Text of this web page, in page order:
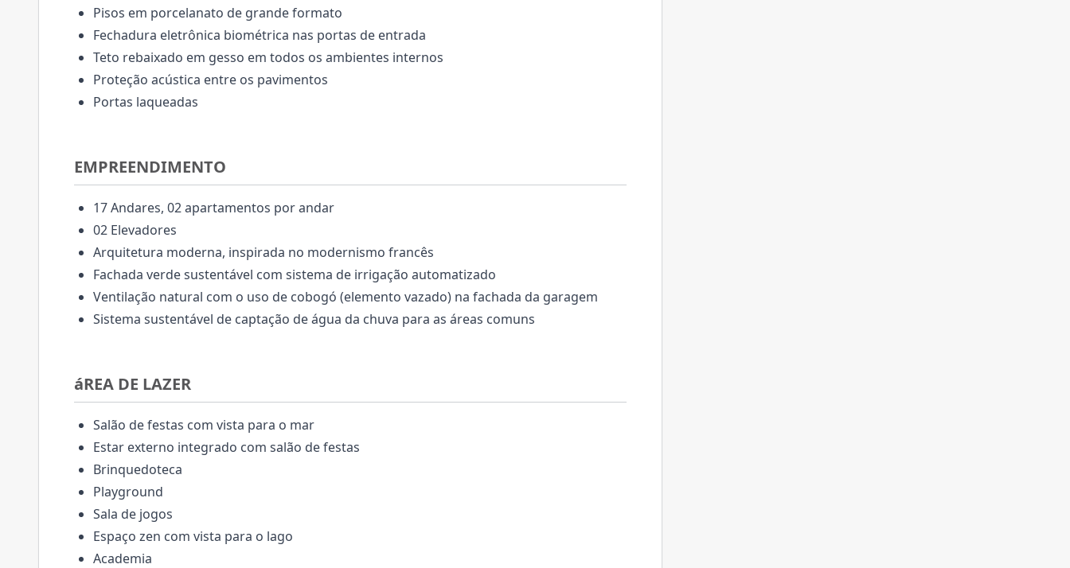
Pisos em porcelanato de grande formato
Fechadura eletrônica biométrica nas portas de entrada
Teto rebaixado em gesso em todos os ambientes internos
Proteção acústica entre os pavimentos
Portas laqueadas
EMPREENDIMENTO
17 Andares, 02 apartamentos por andar
02 Elevadores
Arquitetura moderna, inspirada no modernismo francês
Fachada verde sustentável com sistema de irrigação automatizado
Ventilação natural com o uso de cobogó (elemento vazado) na fachada da garagem
Sistema sustentável de captação de água da chuva para as áreas comuns
áREA DE LAZER
Salão de festas com vista para o mar
Estar externo integrado com salão de festas
Brinquedoteca
Playground
Sala de jogos
Espaço zen com vista para o lago
Academia